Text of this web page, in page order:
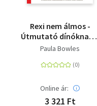
Rexi nem álmos -
Útmutató dínóknak a
békés elalváshoz pop-
Paula Bowles
Online ár:
3 321 Ft